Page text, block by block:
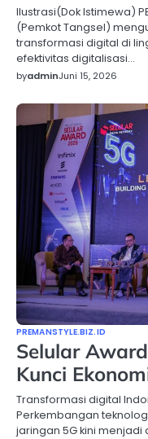
Ilustrasi(Dok Istimewa)
(Pemkot Tangsel)
transformasi digital di
efektivitas digitalisasi…
byadminJuni 15, 2026
PREMANSTYLE.BIZ.ID
Selular
Kunci
Transformasi digital
Perkembangan
jaringan 5G kini